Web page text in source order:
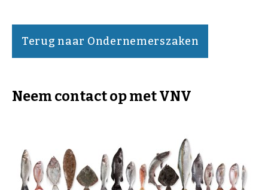
Terug naar Ondernemerszaken
Neem contact op met VNV